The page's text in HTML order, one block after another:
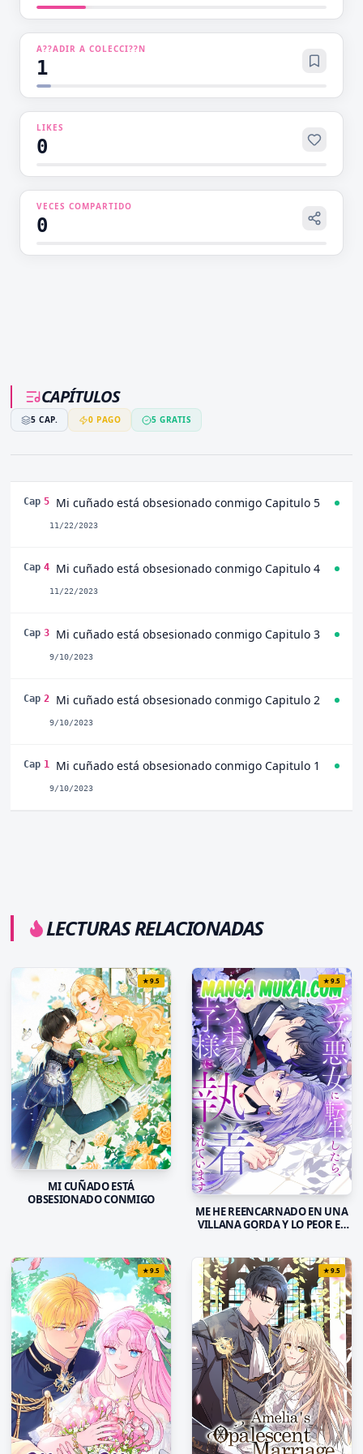
en una carrera bidireccional para salvarse
A??ADIR A COLECCI??N
1
LIKES
0
VECES COMPARTIDO
0
CAPÍTULOS
5 CAP. 0 PAGO 5 GRATIS
Cap 5 Mi cuñado está obsesionado conmigo Capitulo 5
11/22/2023
Cap 4 Mi cuñado está obsesionado conmigo Capitulo 4
11/22/2023
Cap 3 Mi cuñado está obsesionado conmigo Capitulo 3
9/10/2023
Cap 2 Mi cuñado está obsesionado conmigo Capitulo 2
9/10/2023
Cap 1 Mi cuñado está obsesionado conmigo Capitulo 1
9/10/2023
LECTURAS RELACIONADAS
★9.5
MI CUÑADO ESTÁ
OBSESIONADO CONMIGO
★9.5
ME HE REENCARNADO EN UNA
VILLANA GORDA Y LO PEOR ES
★9.5 ★9.5